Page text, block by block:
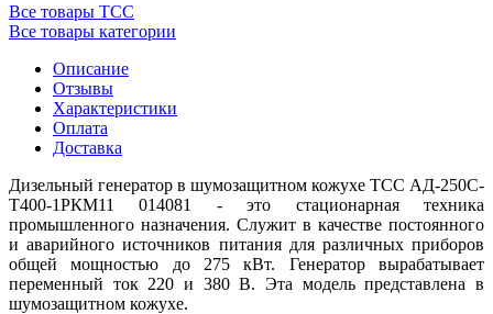
Все товары ТСС
Все товары категории
Описание
Отзывы
Характеристики
Оплата
Доставка
Дизельный генератор в шумозащитном кожухе ТСС АД-250С-
Т400-1РКМ11 014081 - это стационарная техника
промышленного назначения. Служит в качестве постоянного
и аварийного источников питания для различных приборов
общей мощностью до 275 кВт. Генератор вырабатывает
переменный ток 220 и 380 В. Эта модель представлена в
шумозащитном кожухе.